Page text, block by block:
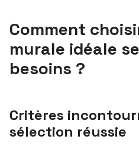
Comment
murale idéale
besoins ?
Critères
sélection réussie